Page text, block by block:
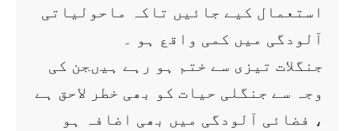
استعمال کیے جائیں تاکہ ماحولیاتی
آلودگی میں کمی واقع ہو ۔
جنگلات تیزی سے ختم ہو رہے ہیںجن کی
وجہ سے جنگلی حیات کو بھی خطر لاحق ہے
، فضائی آلودگی میں بھی اضافہ ہو